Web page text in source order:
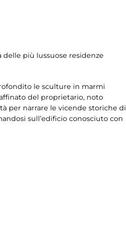
più lussuose residenze
le sculture in marmi
del proprietario, noto
per narrare le vicende storiche di
sull’edificio conosciuto con